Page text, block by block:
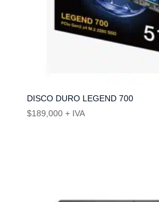
DISCO DURO LEGEND 700
$189,000 + IVA